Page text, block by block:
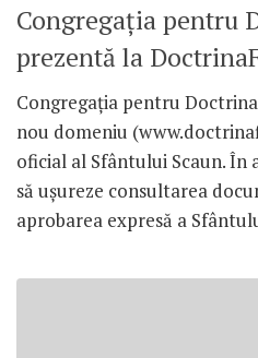
Congregaţia pentru
prezentă la
Congregaţia pentru
nou domeniu
oficial al Sfântului Scaun. În
să uşureze consultarea
aprobarea expresă a